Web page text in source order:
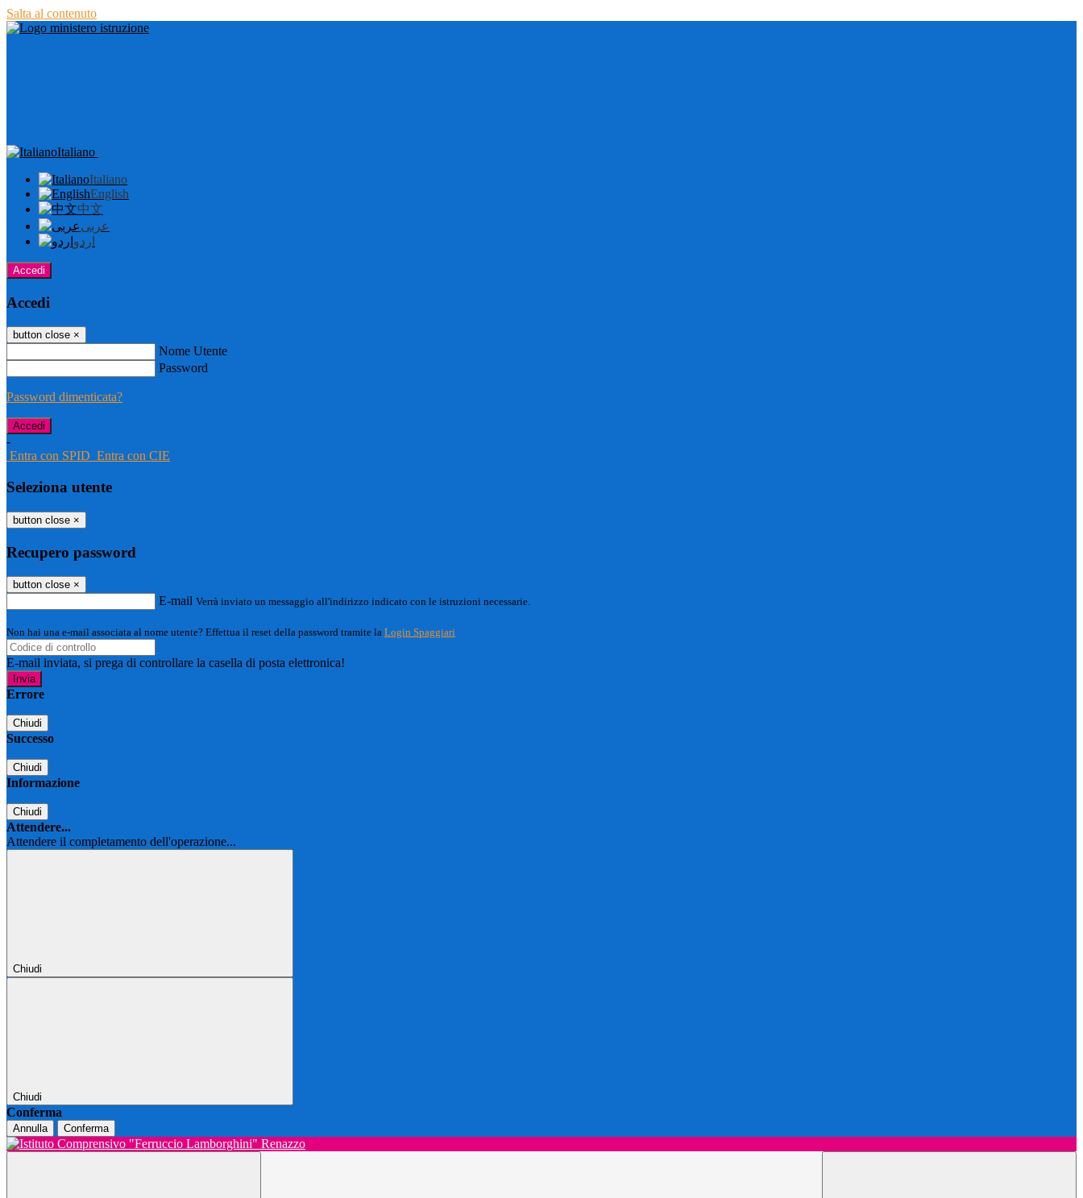
Salta al contenuto
Italiano
Italiano
English
中文
عربى
اردو
Accedi
Accedi
button close ×
Nome Utente
Password
Password dimenticata?
-
Entra con SPID Entra con CIE
Seleziona utente
button close ×
Recupero password
button close ×
E-mail Verrà inviato un messaggio all'indirizzo indicato con le istruzioni necessarie.
Non hai una e-mail associata al nome utente? Effettua il reset della password tramite la Login Spaggiari
E-mail inviata, si prega di controllare la casella di posta elettronica!
Errore
Chiudi
Successo
Chiudi
Informazione
Chiudi
Attendere...
Attendere il completamento dell'operazione...
Chiudi
Chiudi
Conferma
Annulla Conferma